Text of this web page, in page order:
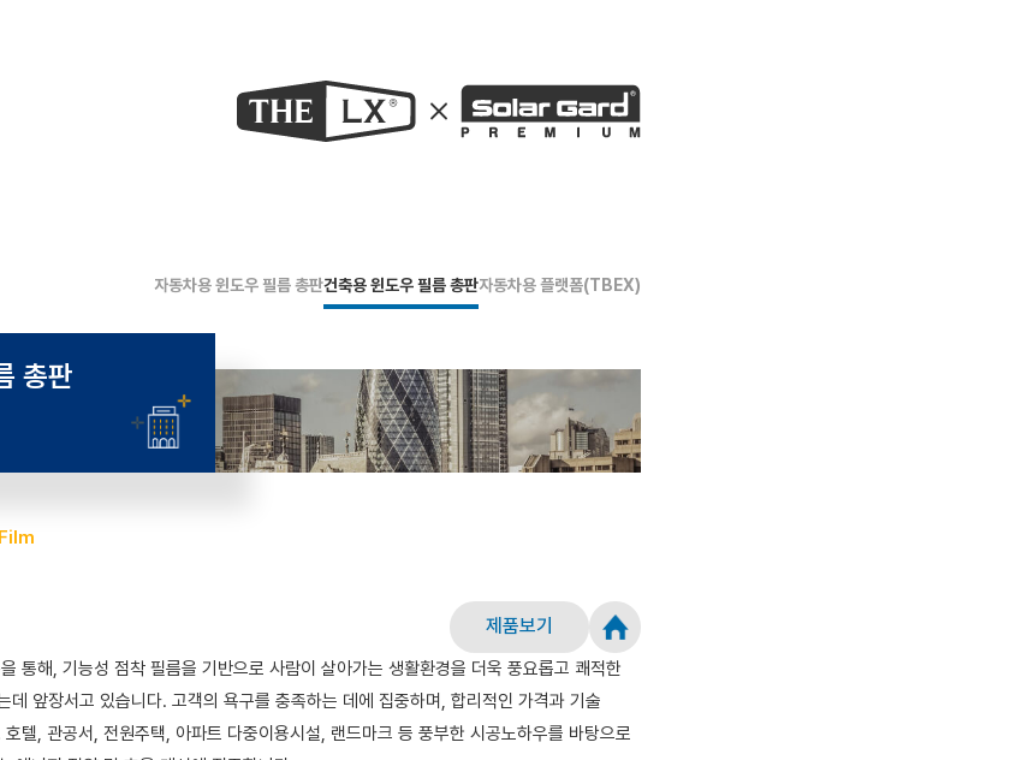
자동차용 윈도우 필름 총판건축용 윈도우 필름 총판자동차용 플랫폼(TBEX)
총판
제품보기
통해, 기능성 점착 필름을 기반으로 사람이 살아가는 생활환경을 더욱 풍요롭고 쾌적한
데 앞장서고 있습니다. 고객의 욕구를 충족하는 데에 집중하며, 합리적인 가격과 기술
텔, 관공서, 전원주택, 아파트 다중이용시설, 랜드마크 등 풍부한 시공노하우를 바탕으로